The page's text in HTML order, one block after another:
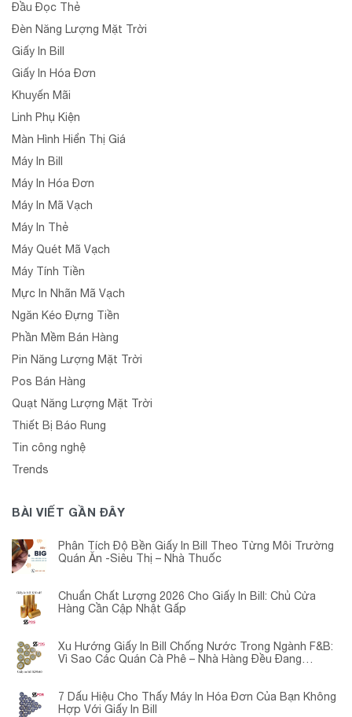
Đầu Đọc Thẻ
Đèn Năng Lượng Mặt Trời
Giấy In Bill
Giấy In Hóa Đơn
Khuyến Mãi
Linh Phụ Kiện
Màn Hình Hiển Thị Giá
Máy In Bill
Máy In Hóa Đơn
Máy In Mã Vạch
Máy In Thẻ
Máy Quét Mã Vạch
Máy Tính Tiền
Mực In Nhãn Mã Vạch
Ngăn Kéo Đựng Tiền
Phần Mềm Bán Hàng
Pin Năng Lượng Mặt Trời
Pos Bán Hàng
Quạt Năng Lượng Mặt Trời
Thiết Bị Báo Rung
Tin công nghệ
Trends
BÀI VIẾT GẦN ĐÂY
Phân Tích Độ Bền Giấy In Bill Theo Từng Môi Trường
Quán Ăn -Siêu Thị – Nhà Thuốc
Chuẩn Chất Lượng 2026 Cho Giấy In Bill: Chủ Cửa
Hàng Cần Cập Nhật Gấp
Xu Hướng Giấy In Bill Chống Nước Trong Ngành F&B:
Vì Sao Các Quán Cà Phê – Nhà Hàng Đều Đang
7 Dấu Hiệu Cho Thấy Máy In Hóa Đơn Của Bạn Không
Hợp Với Giấy In Bill